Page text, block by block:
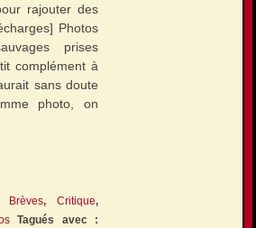
rajouter des
Photos
prises
complément à
sans doute
photo, on
Brèves,Critique,
Tagués avec :